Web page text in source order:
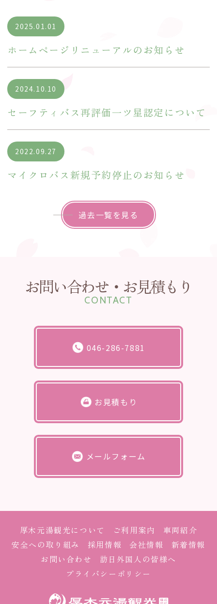
2025.01.01
ホームページリニューアルのお知らせ
2024.10.10
セーフティバス再評価一ツ星認定について
2022.09.27
マイクロバス新規予約停止のお知らせ
過去一覧を見る
お問い合わせ・お見積もり
CONTACT
046-286-7881
お見積もり
メールフォーム
厚木元湯観光について ご利用案内
車両紹介
安全への取り組み
採用情報 会社情報
新着情報
お問い合わせ
訪日外国人の皆様へ
プライバシーポリシー